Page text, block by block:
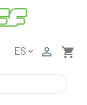
shopping_cart
